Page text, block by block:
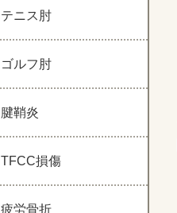
テニス肘
ゴルフ肘
腱鞘炎
TFCC損傷
疲労骨折